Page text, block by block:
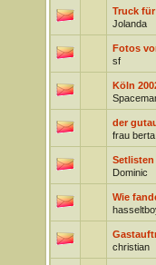
Truck für
Jolanda
Fotos
sf
Köln
der
frau berta
Setlisten
Dominic
Wie
christian